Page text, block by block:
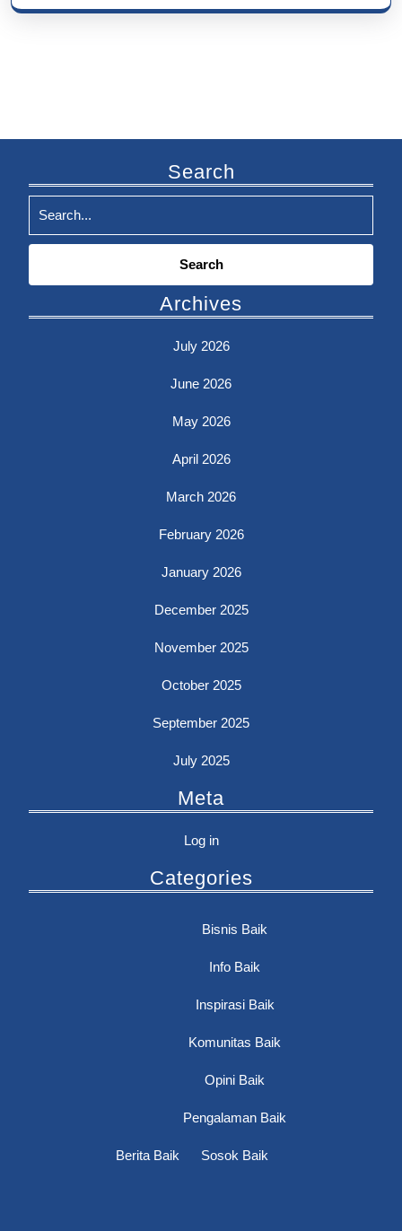
Search
Search
Archives
July 2026
June 2026
May 2026
April 2026
March 2026
February 2026
January 2026
December 2025
November 2025
October 2025
September 2025
July 2025
Meta
Log in
Categories
Berita Baik
Bisnis Baik
Info Baik
Inspirasi Baik
Komunitas Baik
Opini Baik
Pengalaman Baik
Sosok Baik